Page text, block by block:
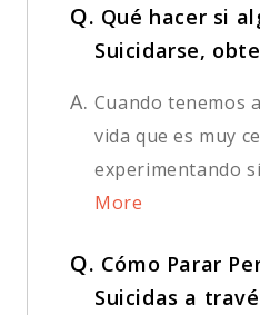
Q. Qué hacer si
Suicidarse,
A. Cuando tenemos
vida que es muy
experimentando
More
Q. Cómo Parar
Suicidas a